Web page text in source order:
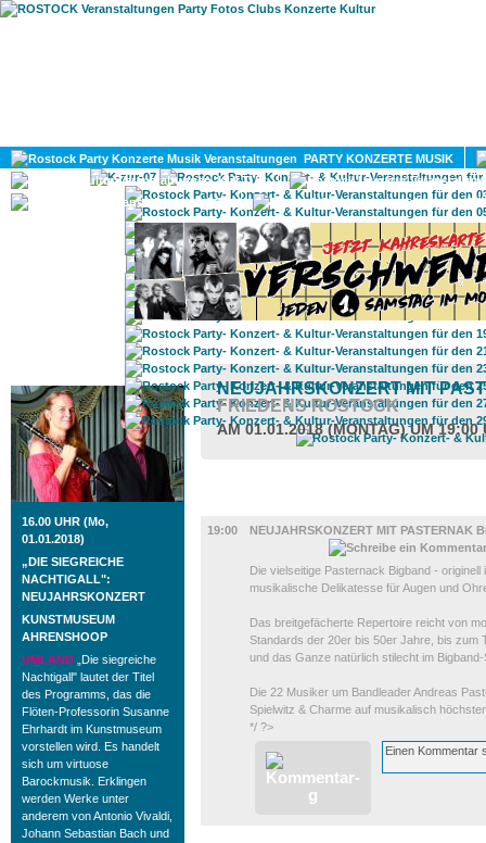
PARTY KONZERTE MUSIK
KULTUR
GAY
ROSTOCK TAGESTIPP
16.00 UHR (Mo,
01.01.2018)
„DIE SIEGREICHE
NACHTIGALL":
NEUJAHRSKONZERT
KUNSTMUSEUM
AHRENSHOOP
UMLAND „Die siegreiche
Nachtigall" lautet der Titel
des Programms, das die
Flöten-Professorin Susanne
Ehrhardt im Kunstmuseum
vorstellen wird. Es handelt
sich um virtuose
Barockmusik. Erklingen
werden Werke unter
anderem von Antonio Vivaldi,
Johann Sebastian Bach und
NEUJAHRSKONZERT MIT
FRIEDENS ROSTOCK
AM 01.01.2018 (MONTAG) UM 19:00
19:00
NEUJAHRSKONZERT MIT PASTERNAK
Die vielseitige Pasternack Bigband -
musikalische Delikatesse für Augen und
Das breitgefächerte Repertoire reicht von
Standards der 20er bis 50er Jahre, bis zum
und das Ganze natürlich stilecht im Bigband-
Die 22 Musiker um Bandleader Andreas
Spielwitz & Charme auf musikalisch
*/ ?>